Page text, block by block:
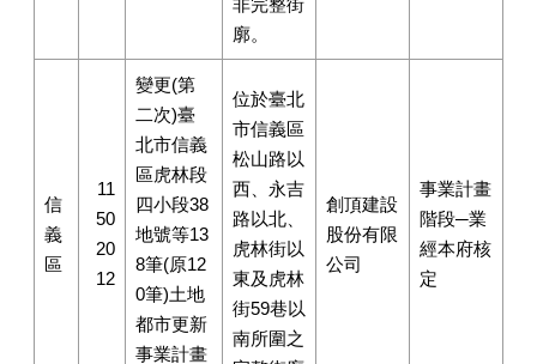
非完整街
廓。
信
義
區
11
50
20
12
變更(第
二次)臺
北市信義
區虎林段
四小段38
地號等13
8筆(原12
0筆)土地
都市更新
事業計畫
位於臺北
市信義區
松山路以
西、永吉
路以北、
虎林街以
東及虎林
街59巷以
南所圍之
創頂建設
股份有限
公司
事業計畫
階段─業
經本府核
定